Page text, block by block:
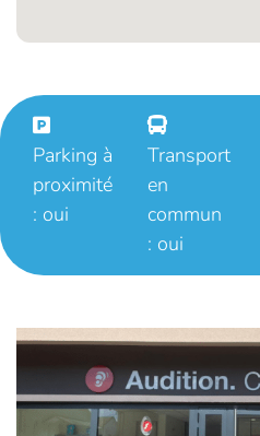
Parking à
proximité
: oui
Transport
en
commun
: oui